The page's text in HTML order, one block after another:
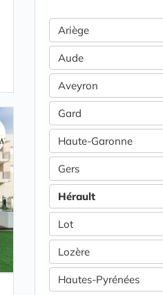
Ariège
Aude
Aveyron
Gard
Haute-Garonne
Gers
Hérault
Lot
Lozère
Hautes-Pyrénées